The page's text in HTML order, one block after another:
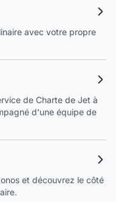
avec votre propre
de Charte de Jet à
d'une équipe de
et découvrez le côté